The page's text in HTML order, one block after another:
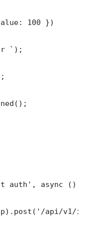
100 })
`);
auth', async ()
api/v1/